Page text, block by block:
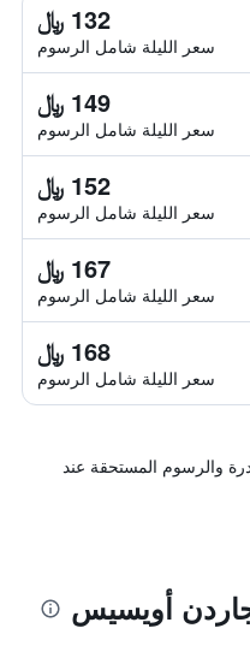
132 ﷼
سعر الليلة شامل الرسوم
149 ﷼
سعر الليلة شامل الرسوم
152 ﷼
سعر الليلة شامل الرسوم
167 ﷼
سعر الليلة شامل الرسوم
168 ﷼
سعر الليلة شامل الرسوم
والرسوم المستحقة عند
أويسيس